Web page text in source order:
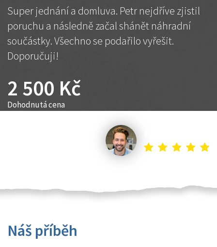
Super jednání a domluva. Petr nejdříve zjistil
poruchu a následně začal shánět náhradní
součástky. Všechno se podařilo vyřešit.
Doporučuji!
2 500 Kč
Dohodnutá cena
Náš příběh